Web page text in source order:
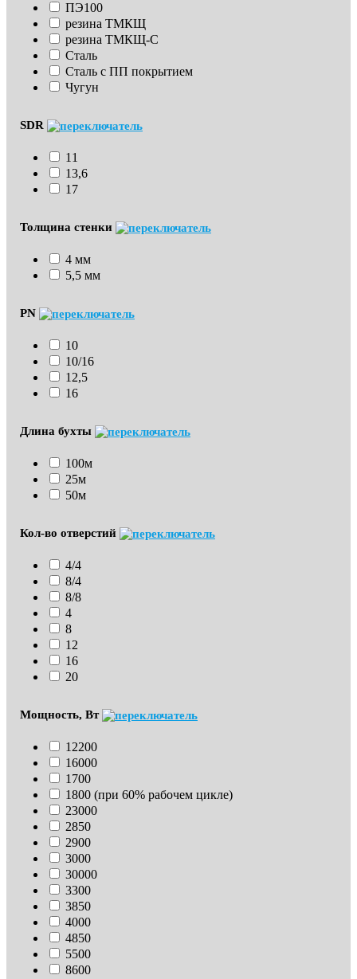
ПЭ100
резина ТМКЩ
резина ТМКЩ-С
Сталь
Сталь с ПП покрытием
Чугун
SDR
11
13,6
17
Толщина стенки
4 мм
5,5 мм
PN
10
10/16
12,5
16
Длина бухты
100м
25м
50м
Кол-во отверстий
4/4
8/4
8/8
4
8
12
16
20
Мощность, Вт
12200
16000
1700
1800 (при 60% рабочем цикле)
23000
2850
2900
3000
30000
3300
3850
4000
4850
5500
8600